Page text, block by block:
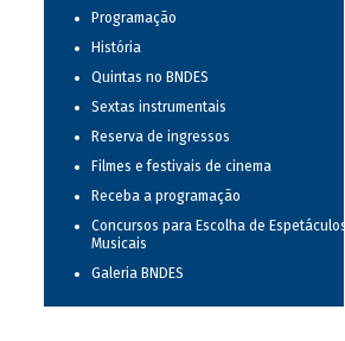
Programação
História
Quintas no BNDES
Sextas instrumentais
Reserva de ingressos
Filmes e festivais de cinema
Receba a programação
Concursos para Escolha de Espetáculos
Musicais
Galeria BNDES